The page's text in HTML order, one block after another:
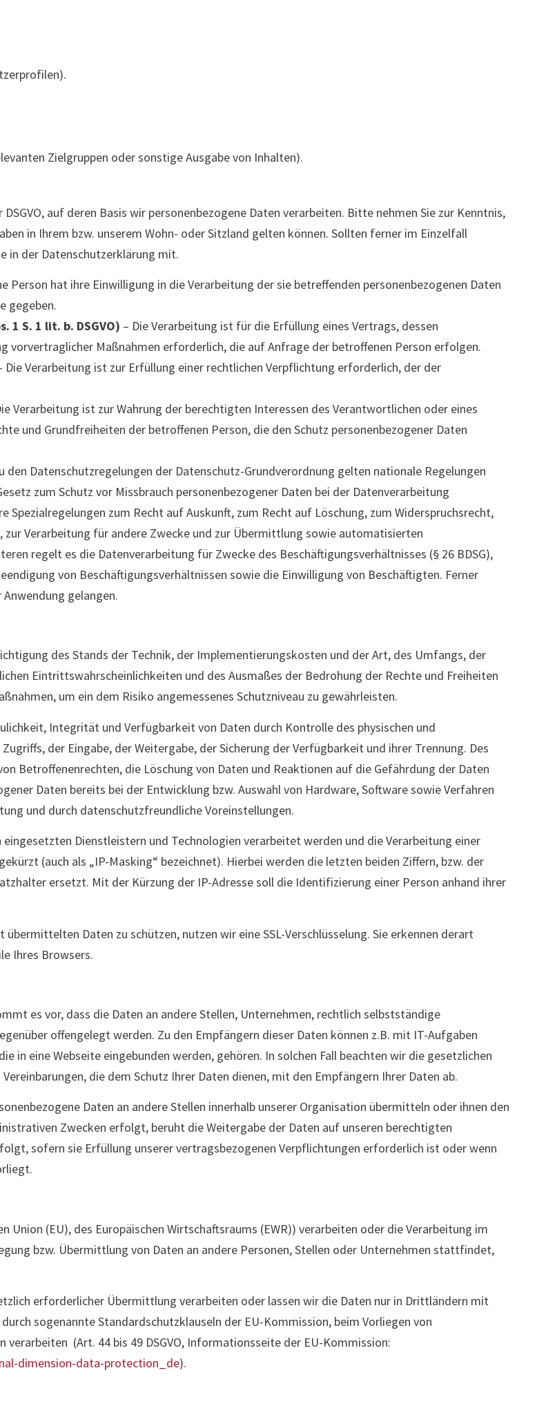
Zielgruppen oder sonstige Ausgabe von Inhalten).
auf deren Basis wir personenbezogene Daten verarbeiten. Bitte nehmen Sie zur Kenntnis,
in Ihrem bzw. unserem Wohn- oder Sitzland gelten können. Sollten ferner im Einzelfall
in der Datenschutzerklärung mit.
Person hat ihre Einwilligung in die Verarbeitung der sie betreffenden personenbezogenen Daten
gegeben.
1 S. 1 lit. b. DSGVO) – Die Verarbeitung ist für die Erfüllung eines Vertrags, dessen
vorvertraglicher Maßnahmen erforderlich, die auf Anfrage der betroffenen Person erfolgen.
Die Verarbeitung ist zur Erfüllung einer rechtlichen Verpflichtung erforderlich, der der
Verarbeitung ist zur Wahrung der berechtigten Interessen des Verantwortlichen oder eines
und Grundfreiheiten der betroffenen Person, die den Schutz personenbezogener Daten
den Datenschutzregelungen der Datenschutz-Grundverordnung gelten nationale Regelungen
zum Schutz vor Missbrauch personenbezogener Daten bei der Datenverarbeitung
Spezialregelungen zum Recht auf Auskunft, zum Recht auf Löschung, zum Widerspruchsrecht,
Verarbeitung für andere Zwecke und zur Übermittlung sowie automatisierten
regelt es die Datenverarbeitung für Zwecke des Beschäftigungsverhältnisses (§ 26 BDSG),
von Beschäftigungsverhältnissen sowie die Einwilligung von Beschäftigten. Ferner
gelangen.
des Stands der Technik, der Implementierungskosten und der Art, des Umfangs, der
Eintrittswahrscheinlichkeiten und des Ausmaßes der Bedrohung der Rechte und Freiheiten
um ein dem Risiko angemessenes Schutzniveau zu gewährleisten.
Integrität und Verfügbarkeit von Daten durch Kontrolle des physischen und
der Eingabe, der Weitergabe, der Sicherung der Verfügbarkeit und ihrer Trennung. Des
Betroffenenrechten, die Löschung von Daten und Reaktionen auf die Gefährdung der Daten
Daten bereits bei der Entwicklung bzw. Auswahl von Hardware, Software sowie Verfahren
und durch datenschutzfreundliche Voreinstellungen.
eingesetzten Dienstleistern und Technologien verarbeitet werden und die Verarbeitung einer
(auch als „IP-Masking“ bezeichnet). Hierbei werden die letzten beiden Ziffern, bzw. der
ersetzt. Mit der Kürzung der IP-Adresse soll die Identifizierung einer Person anhand ihrer
übermittelten Daten zu schützen, nutzen wir eine SSL-Verschlüsselung. Sie erkennen derart
Ihres Browsers.
es vor, dass die Daten an andere Stellen, Unternehmen, rechtlich selbstständige
offengelegt werden. Zu den Empfängern dieser Daten können z.B. mit IT-Aufgaben
in eine Webseite eingebunden werden, gehören. In solchen Fall beachten wir die gesetzlichen
die dem Schutz Ihrer Daten dienen, mit den Empfängern Ihrer Daten ab.
Daten an andere Stellen innerhalb unserer Organisation übermitteln oder ihnen den
Zwecken erfolgt, beruht die Weitergabe der Daten auf unseren berechtigten
sofern sie Erfüllung unserer vertragsbezogenen Verpflichtungen erforderlich ist oder wenn
(EU), des Europäischen Wirtschaftsraums (EWR)) verarbeiten oder die Verarbeitung im
bzw. Übermittlung von Daten an andere Personen, Stellen oder Unternehmen stattfindet,
erforderlicher Übermittlung verarbeiten oder lassen wir die Daten nur in Drittländern mit
sogenannte Standardschutzklauseln der EU-Kommission, beim Vorliegen von
(Art. 44 bis 49 DSGVO, Informationsseite der EU-Kommission:
dimension-data-protection_de).